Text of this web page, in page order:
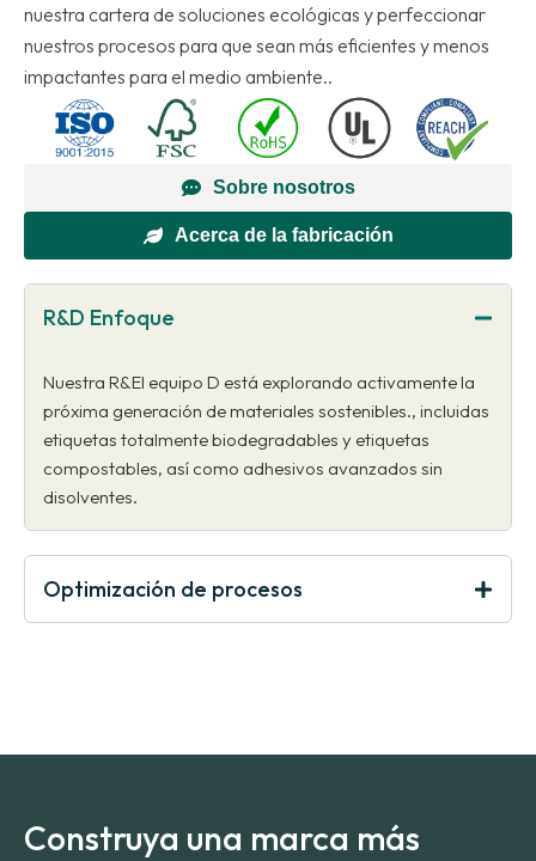
nuestra cartera de soluciones ecológicas y perfeccionar
nuestros procesos para que sean más eficientes y menos
impactantes para el medio ambiente..
Sobre nosotros
Acerca de la fabricación
R&D Enfoque
Nuestra R&El equipo D está explorando activamente la
próxima generación de materiales sostenibles., incluidas
etiquetas totalmente biodegradables y etiquetas
compostables, así como adhesivos avanzados sin
disolventes.
Optimización de procesos
Construya una marca más